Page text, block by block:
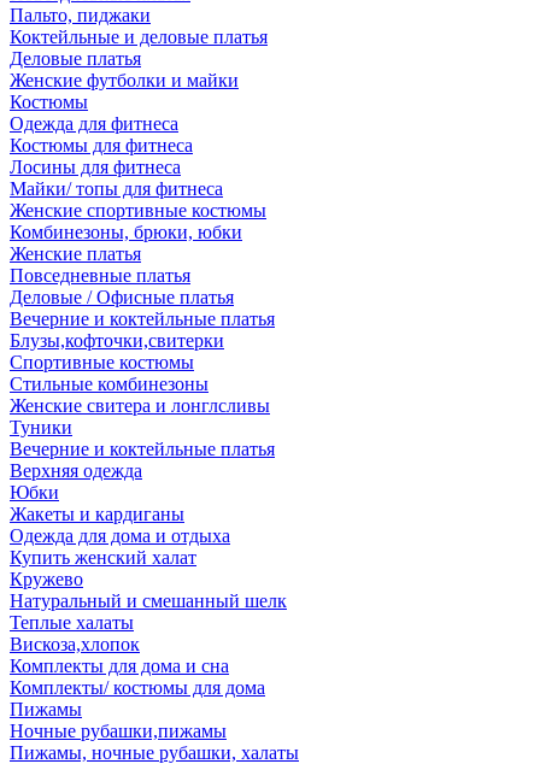
Пальто, пиджаки
Коктейльные и деловые платья
Деловые платья
Женские футболки и майки
Костюмы
Одежда для фитнеса
Костюмы для фитнеса
Лосины для фитнеса
Майки/ топы для фитнеса
Женские спортивные костюмы
Комбинезоны, брюки, юбки
Женские платья
Повседневные платья
Деловые / Офисные платья
Вечерние и коктейльные платья
Блузы,кофточки,свитерки
Спортивные костюмы
Стильные комбинезоны
Женские свитера и лонглсливы
Туники
Вечерние и коктейльные платья
Верхняя одежда
Юбки
Жакеты и кардиганы
Одежда для дома и отдыха
Купить женский халат
Кружево
Натуральный и смешанный шелк
Теплые халаты
Вискоза,хлопок
Комплекты для дома и сна
Комплекты/ костюмы для дома
Пижамы
Ночные рубашки,пижамы
Пижамы, ночные рубашки, халаты